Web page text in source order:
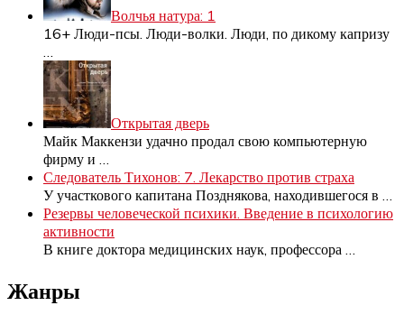
Волчья натура: 1
16+ Люди-псы. Люди-волки. Люди, по дикому капризу
Открытая дверь
Майк Маккензи удачно продал свою компьютерную
фирму и
Следователь Тихонов: 7. Лекарство против страха
У участкового капитана Позднякова, находившегося в
Резервы человеческой психики. Введение в психологию
активности
В книге доктора медицинских наук, профессора
Жанры